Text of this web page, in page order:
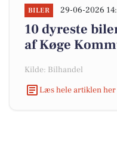
BILER 29-06-2026
10 dyreste
af Køge
Kilde: Bilhandel
Læs hele artiklen her